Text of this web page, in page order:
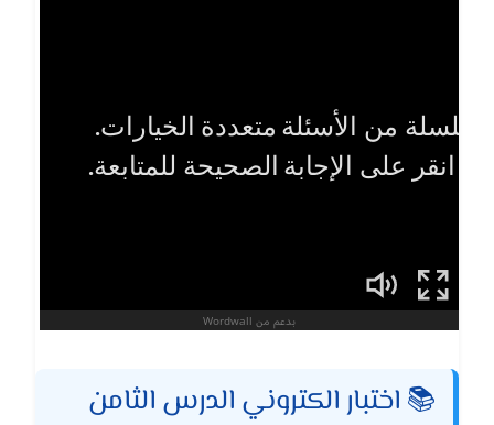
📚 اختبار الكتروني الدرس الثامن